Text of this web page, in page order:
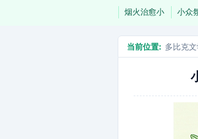
烟火治愈小 小众
当前位置: 多比克